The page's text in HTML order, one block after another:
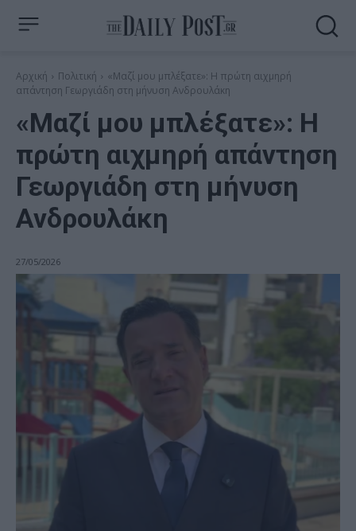
Αρχική Πολιτική
«Μαζί μου μπλέξατε»: Η πρώτη αιχμηρή
απάντηση Γεωργιάδη στη μήνυση Ανδρουλάκη
«Μαζί μου μπλέξατε»: Η
πρώτη αιχμηρή απάντηση
Γεωργιάδη στη μήνυση
Ανδρουλάκη
27/05/2026